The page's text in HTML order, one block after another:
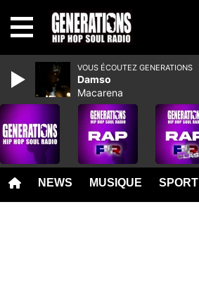
NEWS MUSIQUE SPORT
VOUS ÉCOUTEZ GENERATIONS
Damso
Macarena